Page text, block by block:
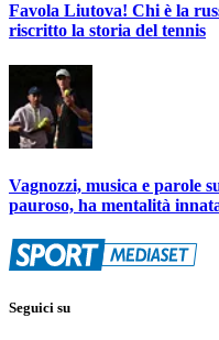
Favola Liutova! Chi è la
riscritto la storia del tennis
Vagnozzi, musica e parole
pauroso, ha mentalità
Seguici su